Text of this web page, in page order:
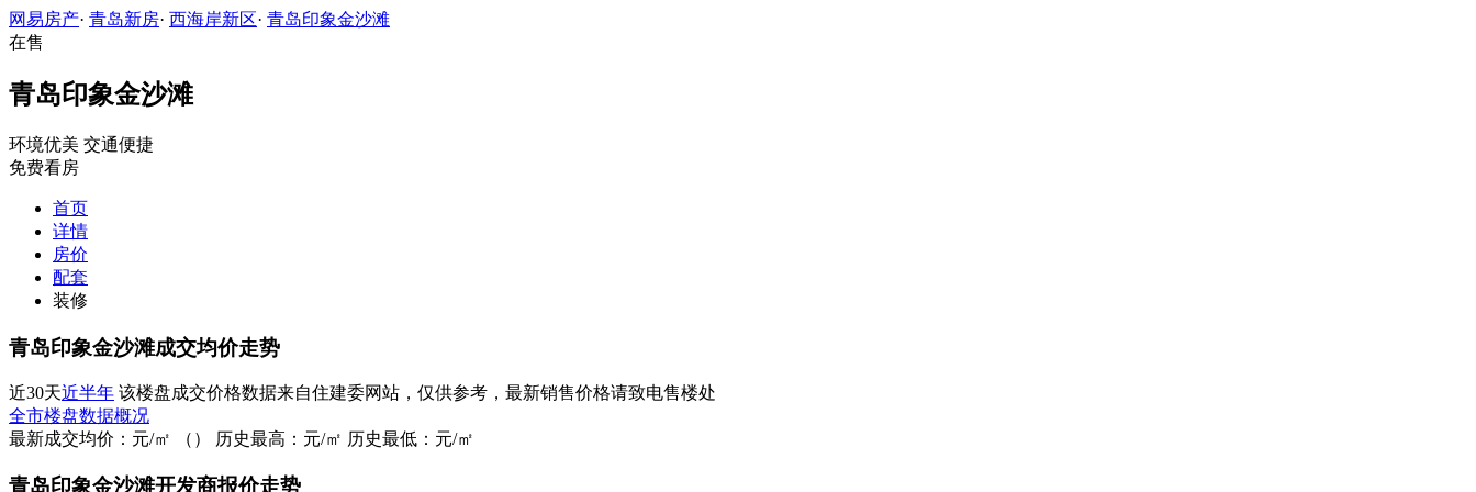
网易房产· 青岛新房· 西海岸新区· 青岛印象金沙滩
在售
青岛印象金沙滩
环境优美 交通便捷
免费看房
首页
详情
房价
配套
装修
青岛印象金沙滩成交均价走势
近30天近半年 该楼盘成交价格数据来自住建委网站，仅供参考，最新销售价格请致电售楼处
全市楼盘数据概况
最新成交均价： 元/㎡ （ ） 历史最高： 元/㎡ 历史最低： 元/㎡
青岛印象金沙滩开发商报价走势